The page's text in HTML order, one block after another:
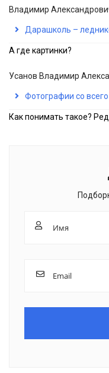
Владимир
Дарашколь –
А где картинки?
Усанов Владимир
Фотографии со
Как понимать такое?